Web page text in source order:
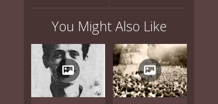
You Might Also Like